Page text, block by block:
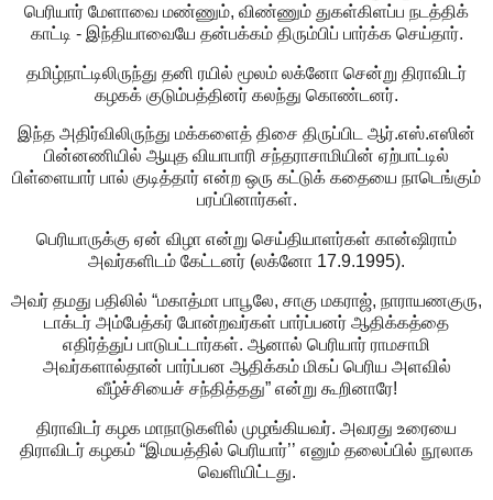
பெரியார் மேளாவை மண்ணும், விண்ணும் துகள்கிளப்ப நடத்திக்
காட்டி - இந்தியாவையே தன்பக்கம் திரும்பிப் பார்க்க செய்தார்.
தமிழ்நாட்டிலிருந்து தனி ரயில் மூலம் லக்னோ சென்று திராவிடர்
கழகக் குடும்பத்தினர் கலந்து கொண்டனர்.
இந்த அதிர்விலிருந்து மக்களைத் திசை திருப்பிட ஆர்.எஸ்.எஸின்
பின்னணியில் ஆயுத வியாபாரி சந்தராசாமியின் ஏற்பாட்டில்
பிள்ளையார் பால் குடித்தார் என்ற ஒரு கட்டுக் கதையை நாடெங்கும்
பரப்பினார்கள்.
பெரியாருக்கு ஏன் விழா என்று செய்தியாளர்கள் கான்ஷிராம்
அவர்களிடம் கேட்டனர் (லக்னோ 17.9.1995).
அவர் தமது பதிலில் “மகாத்மா பாபூலே, சாகு மகராஜ், நாராயணகுரு,
டாக்டர் அம்பேத்கர் போன்றவர்கள் பார்ப்பனர் ஆதிக்கத்தை
எதிர்த்துப் பாடுபட்டார்கள். ஆனால் பெரியார் ராமசாமி
அவர்களால்தான் பார்ப்பன ஆதிக்கம் மிகப் பெரிய அளவில்
வீழ்ச்சியைச் சந்தித்தது” என்று கூறினாரே!
திராவிடர் கழக மாநாடுகளில் முழங்கியவர். அவரது உரையை
திராவிடர் கழகம் “இமயத்தில் பெரியார்’’ எனும் தலைப்பில் நூலாக
வெளியிட்டது.